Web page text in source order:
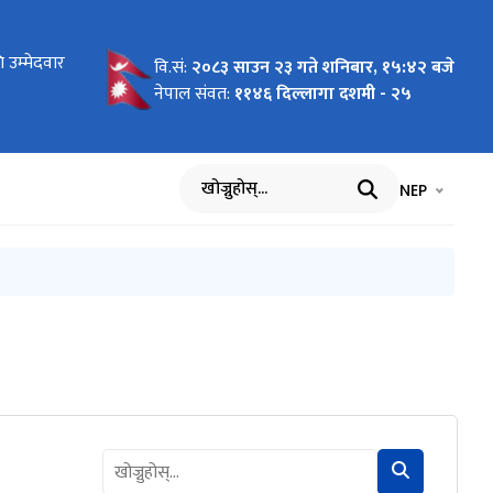
उम्मेदवार
लागि नाम
लागि नाम
विवरण वि.सं: २०८३ साउन २३ गते शनिबार, १५:४२ बजे
नेपाल संवत: ११४६ दिल्लागा दशमी - २५
खोज्नुहोस् भाषा चयन
NEP